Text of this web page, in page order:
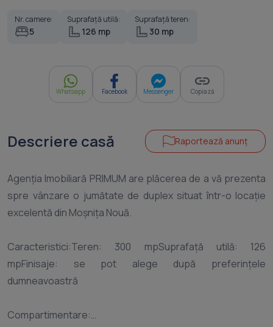
Nr. camere:
5
Suprafață utilă:
126 mp
Suprafață teren:
30 mp
Whatsapp Facebook Messenger Copiază
Descriere casă Raportează anunț
Agenția Imobiliară PRIMUM are plăcerea de a vă prezenta
spre vânzare o jumătate de duplex situat într-o locație
excelentă din Moșnița Nouă.
Caracteristici:Teren: 300 mpSuprafață utilă: 126
mpFinisaje: se pot alege după preferințele
dumneavoastră
Compartimentare: